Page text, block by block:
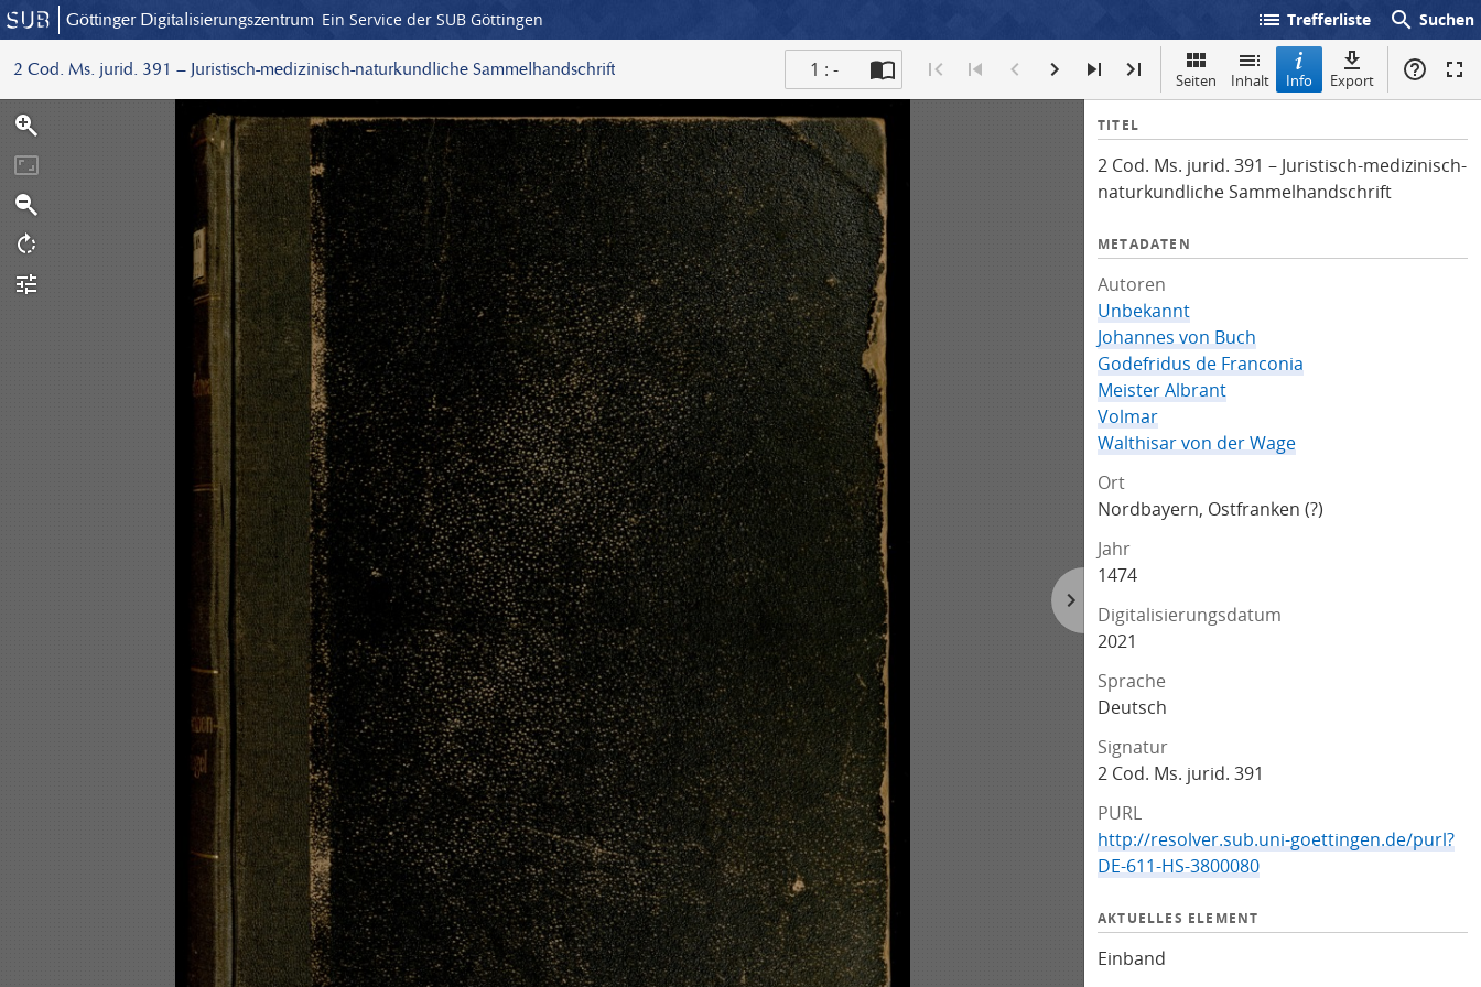
Göttinger Digitalisierungszentrum Ein Service der SUB Göttingen list Trefferliste search Suchen
2 Cod. Ms. jurid. 391 – Juristisch-medizinisch-naturkundliche Sammelhandschrift 1 : - Seiten Inhalt Info Export
I
f
o
TITEL
2 Cod. Ms. jurid. 391 – Juristisch-medizinisch-
naturkundliche Sammelhandschrift
METADATEN
Autoren
Unbekannt
Johannes von Buch
Godefridus de Franconia
Meister Albrant
Volmar
Walthisar von der Wage
Ort
Nordbayern, Ostfranken (?)
Jahr
1474
Digitalisierungsdatum
2021
Sprache
Deutsch
Signatur
2 Cod. Ms. jurid. 391
PURL
http://resolver.sub.uni-goettingen.de/purl?
DE-611-HS-3800080
AKTUELLES ELEMENT
Einband